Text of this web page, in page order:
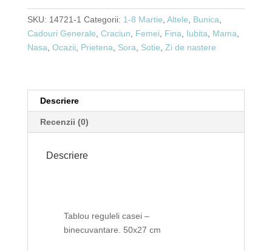
casei
-
binecuvantare
SKU: 14721-1 Categorii: 1-8 Martie Altele Bunica
Cadouri Generale Craciun Femei Fina Iubita Mama
Nasa Ocazii Prietena Sora Sotie Zi de nastere
Descriere
Recenzii (0)
Descriere
Tablou reguleli casei –
binecuvantare. 50x27 cm